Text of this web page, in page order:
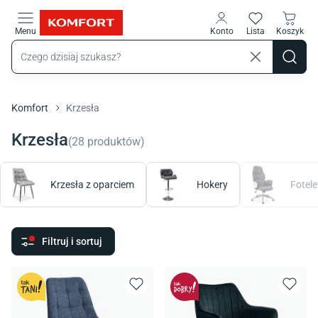
Menu Konto Lista Koszyk
Komfort Krzesła
Krzesła(28 produktów)
Krzesła z oparciem Hokery
Filtruj i sortuj